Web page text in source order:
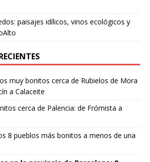
paisajes idílicos, vinos ecológicos y
muy bonitos cerca de Rubielos de Mora
a Calaceite
cerca de Palencia: de Frómista a
8 pueblos más bonitos a menos de una